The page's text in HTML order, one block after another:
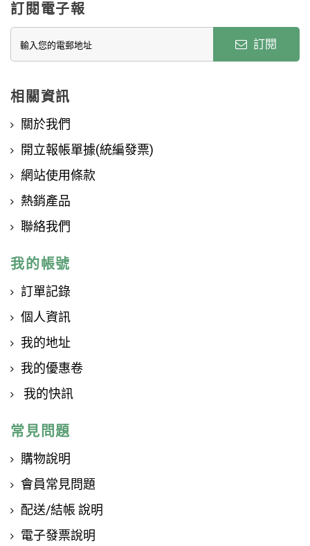
訂閱電子報
訂閱
相關資訊
關於我們
開立報帳單據(統編發票)
網站使用條款
熱銷產品
聯絡我們
我的帳號
訂單記錄
個人資訊
我的地址
我的優惠卷
我的快訊
常見問題
購物說明
會員常見問題
配送/結帳 說明
電子發票說明